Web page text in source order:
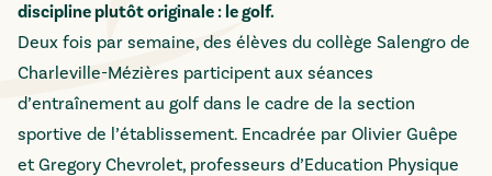
discipline plutôt originale : le golf.
Deux fois par semaine, des élèves du collège Salengro de
Charleville-Mézières participent aux séances
d’entraînement au golf dans le cadre de la section
sportive de l’établissement. Encadrée par Olivier Guêpe
et Gregory Chevrolet, professeurs d’Education Physique